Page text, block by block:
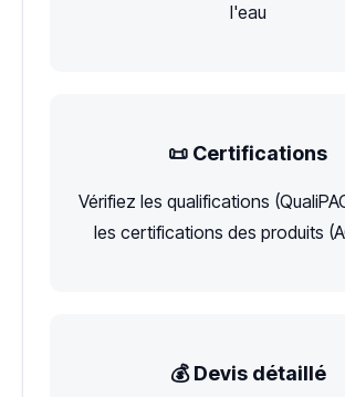
l'eau
📜 Certifications
Vérifiez les qualifications
les certifications des produits
💰 Devis détaillé